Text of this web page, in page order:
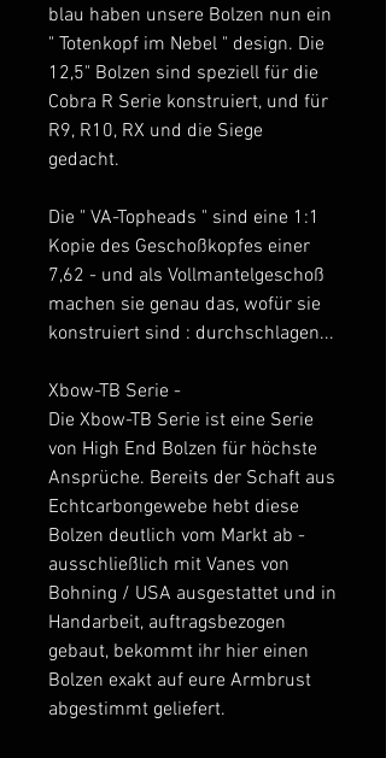
blau haben unsere Bolzen nun ein
" Totenkopf im Nebel " design. Die
12,5" Bolzen sind speziell für die
Cobra R Serie konstruiert, und für
R9, R10, RX und die Siege
gedacht.
Die " VA-Topheads " sind eine 1:1
Kopie des Geschoßkopfes einer
7,62 - und als Vollmantelgeschoß
machen sie genau das, wofür sie
konstruiert sind : durchschlagen...
Xbow-TB Serie -
Die Xbow-TB Serie ist eine Serie
von High End Bolzen für höchste
Ansprüche. Bereits der Schaft aus
Echtcarbongewebe hebt diese
Bolzen deutlich vom Markt ab -
ausschließlich mit Vanes von
Bohning / USA ausgestattet und in
Handarbeit, auftragsbezogen
gebaut, bekommt ihr hier einen
Bolzen exakt auf eure Armbrust
abgestimmt geliefert.